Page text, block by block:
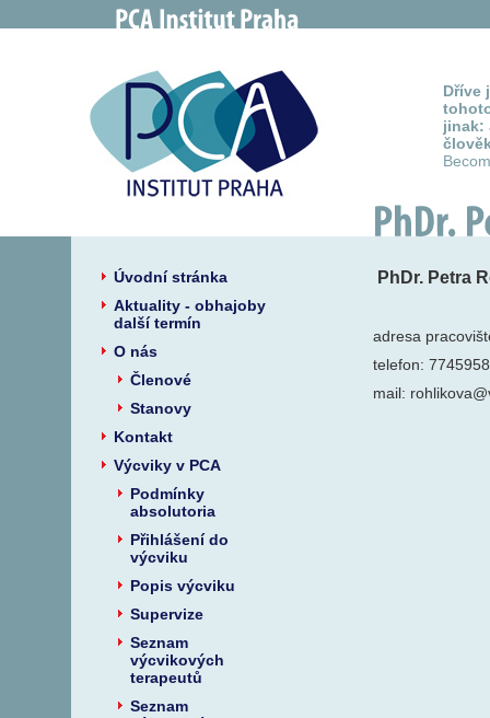
Dříve
jinak:
PhDr. Petra
adresa
telefon:
mail:
Úvodní stránka
Aktuality - obhajoby
další termín
O nás
Členové
Stanovy
Kontakt
Výcviky v PCA
Podmínky
absolutoria
Přihlášení do
výcviku
Popis výcviku
Supervize
Seznam
výcvikových
terapeutů
Seznam